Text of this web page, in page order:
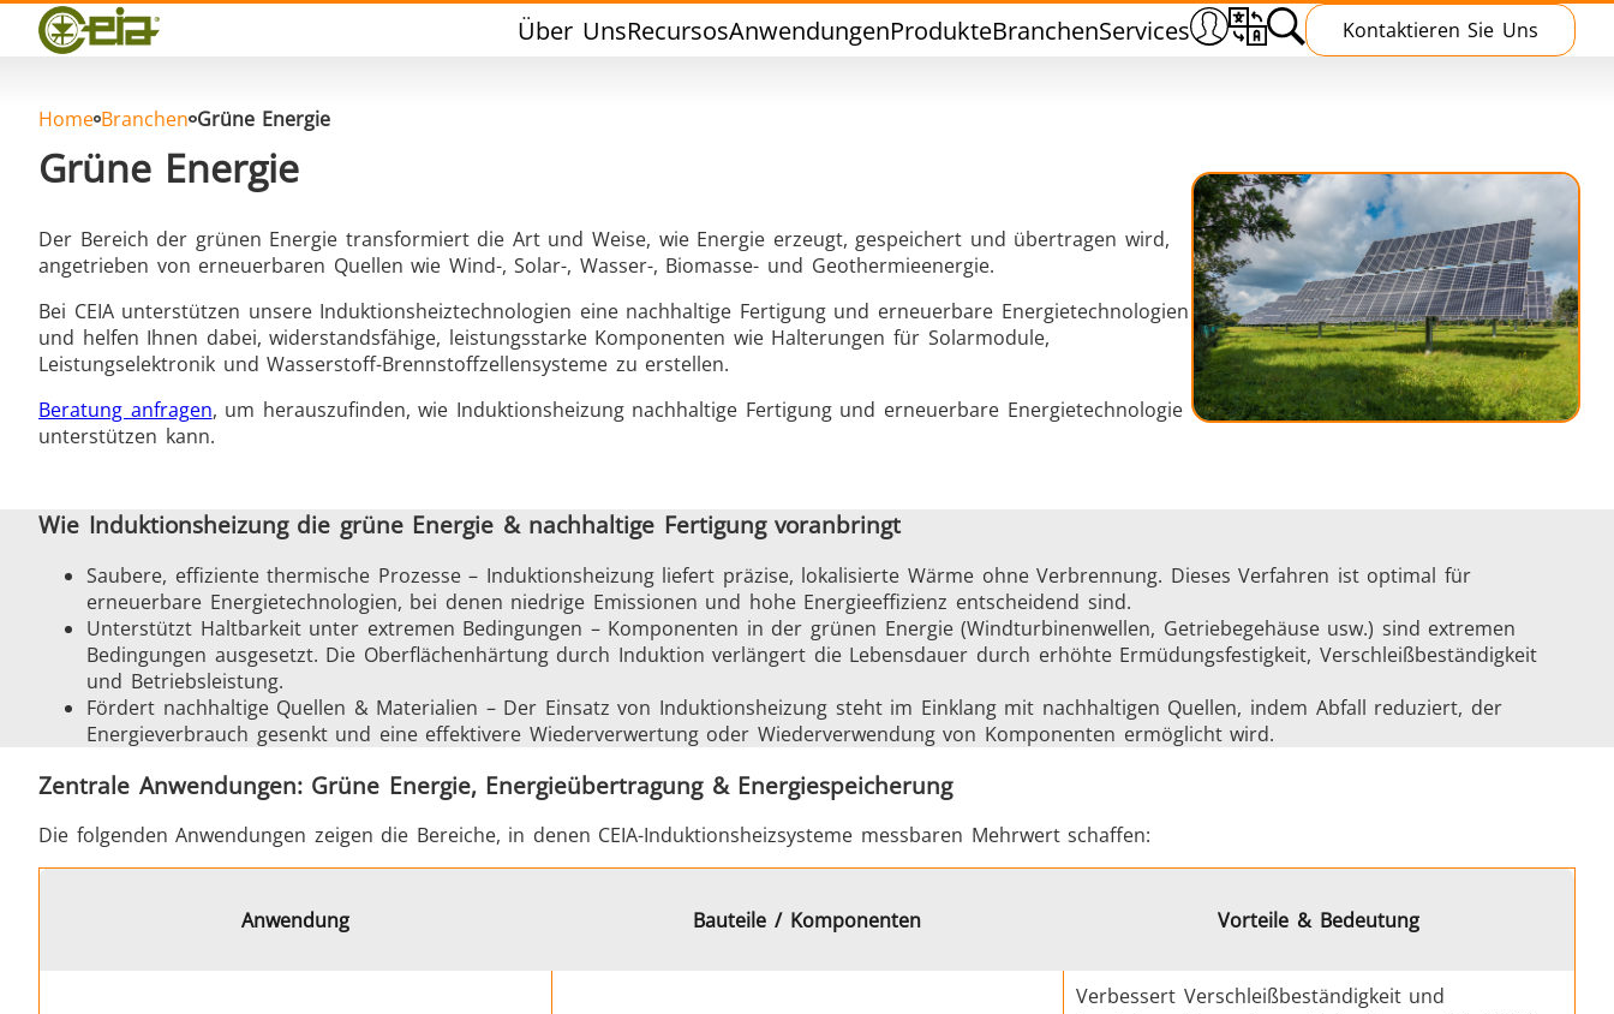
Über UnsRecursosAnwendungenProdukteBranchenServices Kontaktieren Sie Uns
Qualität
Händler
Blog
FAQ
Hartlöten Weichlöten Werkzeuglöten Wärmebehandlung
Schrumpfverbindung
Generator mit Controller Generatoren Steuergeräte
Home Branchen Grüne Energie
Grüne Energie
Der Bereich der grünen Energie transformiert die Art und Weise, wie Energie erzeugt, gespeichert und übertragen wird,
angetrieben von erneuerbaren Quellen wie Wind-, Solar-, Wasser-, Biomasse- und Geothermieenergie.
Bei CEIA unterstützen unsere Induktionsheiztechnologien eine nachhaltige Fertigung und erneuerbare Energietechnologien
und helfen Ihnen dabei, widerstandsfähige, leistungsstarke Komponenten wie Halterungen für Solarmodule,
Leistungselektronik und Wasserstoff-Brennstoffzellensysteme zu erstellen.
Beratung anfragen, um herauszufinden, wie Induktionsheizung nachhaltige Fertigung und erneuerbare Energietechnologie
unterstützen kann.
Wie Induktionsheizung die grüne Energie & nachhaltige Fertigung voranbringt
Saubere, effiziente thermische Prozesse – Induktionsheizung liefert präzise, lokalisierte Wärme ohne Verbrennung. Dieses Verfahren ist optimal für
erneuerbare Energietechnologien, bei denen niedrige Emissionen und hohe Energieeffizienz entscheidend sind.
Unterstützt Haltbarkeit unter extremen Bedingungen – Komponenten in der grünen Energie (Windturbinenwellen, Getriebegehäuse usw.) sind extremen
Bedingungen ausgesetzt. Die Oberflächenhärtung durch Induktion verlängert die Lebensdauer durch erhöhte Ermüdungsfestigkeit, Verschleißbeständigkeit
und Betriebsleistung.
Fördert nachhaltige Quellen & Materialien – Der Einsatz von Induktionsheizung steht im Einklang mit nachhaltigen Quellen, indem Abfall reduziert, der
Energieverbrauch gesenkt und eine effektivere Wiederverwertung oder Wiederverwendung von Komponenten ermöglicht wird.
Zentrale Anwendungen: Grüne Energie, Energieübertragung & Energiespeicherung
Die folgenden Anwendungen zeigen die Bereiche, in denen CEIA-Induktionsheizsysteme messbaren Mehrwert schaffen:
Anwendung Bauteile / Komponenten Vorteile & Bedeutung
Verbessert Verschleißbeständigkeit und